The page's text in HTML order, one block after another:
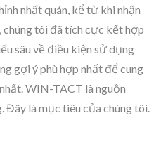
nhất quán, kể từ khi nhận
chúng tôi đã tích cực kết hợp
sâu về điều kiện sử dụng
gợi ý phù hợp nhất để cung
WIN-TACT là nguồn
Đây là mục tiêu của chúng tôi.